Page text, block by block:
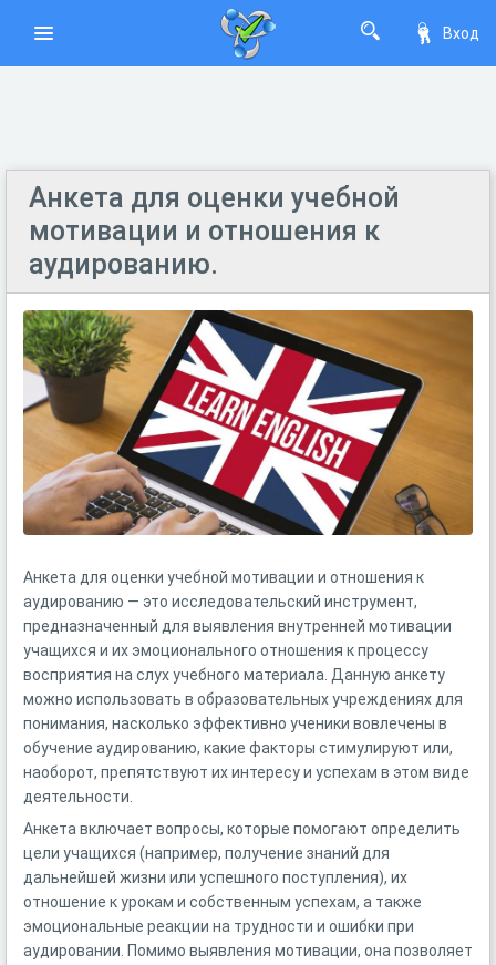
Вход
Анкета для оценки учебной
мотивации и отношения к
аудированию.
Анкета для оценки учебной мотивации и отношения к
аудированию — это исследовательский инструмент,
предназначенный для выявления внутренней мотивации
учащихся и их эмоционального отношения к процессу
восприятия на слух учебного материала. Данную анкету
можно использовать в образовательных учреждениях для
понимания, насколько эффективно ученики вовлечены в
обучение аудированию, какие факторы стимулируют или,
наоборот, препятствуют их интересу и успехам в этом виде
деятельности.
Анкета включает вопросы, которые помогают определить
цели учащихся (например, получение знаний для
дальнейшей жизни или успешного поступления), их
отношение к урокам и собственным успехам, а также
эмоциональные реакции на трудности и ошибки при
аудировании. Помимо выявления мотивации, она позволяет